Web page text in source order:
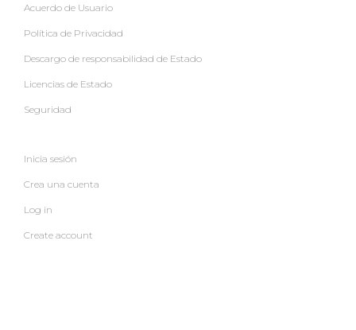
Acuerdo de Usuario
Política de Privacidad
Descargo de responsabilidad de Estado
Licencias de Estado
Seguridad
Inicia sesión
Crea una cuenta
Log in
Create account